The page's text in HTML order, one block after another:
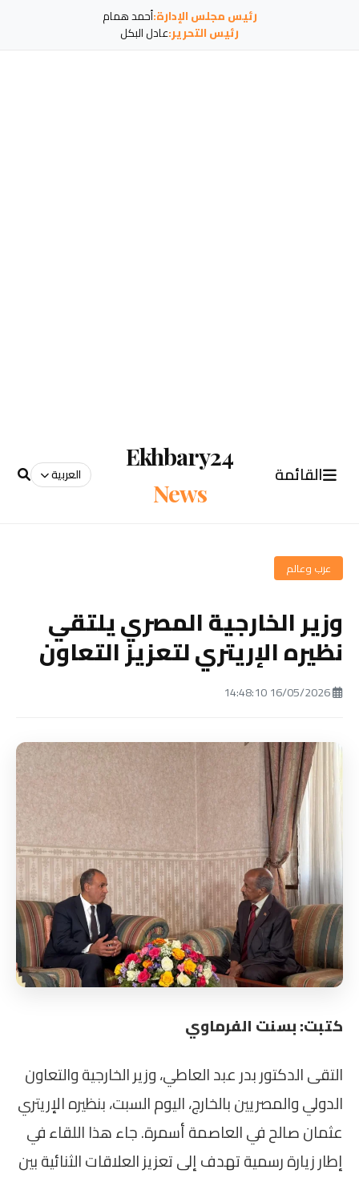
رئيس مجلس الإدارة:أحمد همام
رئيس التحرير:عادل البكل
القائمة
Ekhbary24
News
العربية
عرب وعالم
وزير الخارجية المصري يلتقي
نظيره الإريتري لتعزيز التعاون
كتبت: بسنت الفرماوي
التقى الدكتور بدر عبد العاطي، وزير الخارجية والتعاون
الدولي والمصريين بالخارج، اليوم السبت، بنظيره الإريتري
عثمان صالح في العاصمة أسمرة. جاء هذا اللقاء في
إطار زيارة رسمية تهدف إلى تعزيز العلاقات الثنائية بين